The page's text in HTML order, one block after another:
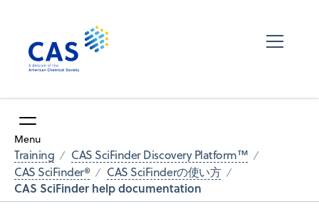
Menu
Training
CAS SciFinder Discovery Platform™
CAS SciFinder®
CAS SciFinderの使い方
CAS SciFinder help documentation